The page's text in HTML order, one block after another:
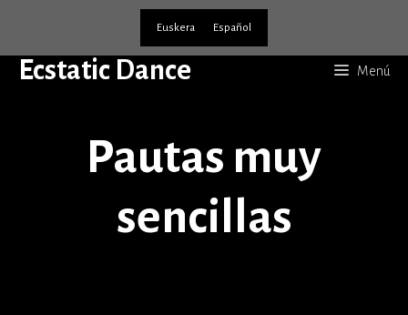
Euskera Español
Ecstatic Dance Menú
Pautas muy
sencillas